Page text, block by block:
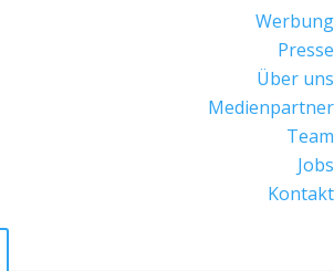
Werbung
Presse
Über uns
Medienpartner
Team
Jobs
Kontakt